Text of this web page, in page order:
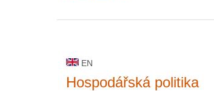
EN
Hospodářská politika